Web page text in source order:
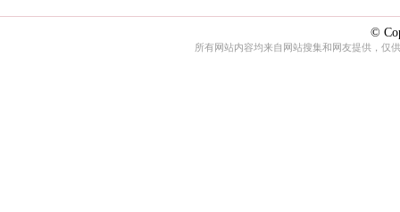
©
所有网站内容均来自网站搜集和网友提供，仅